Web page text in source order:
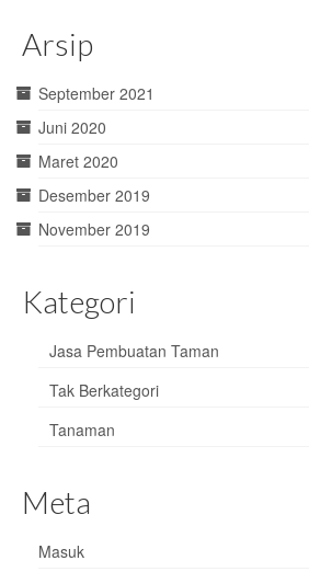
Arsip
September 2021
Juni 2020
Maret 2020
Desember 2019
November 2019
Kategori
Jasa Pembuatan Taman
Tak Berkategori
Tanaman
Meta
Masuk